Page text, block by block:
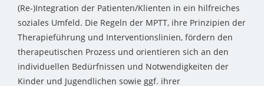
(Re-)Integration der Patienten/Klienten in ein hilfreiches
soziales Umfeld. Die Regeln der MPTT, ihre Prinzipien der
Therapieführung und Interventionslinien, fördern den
therapeutischen Prozess und orientieren sich an den
individuellen Bedürfnissen und Notwendigkeiten der
Kinder und Jugendlichen sowie ggf. ihrer